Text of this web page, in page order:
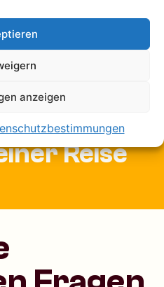
anzeigen
wird von
Reise